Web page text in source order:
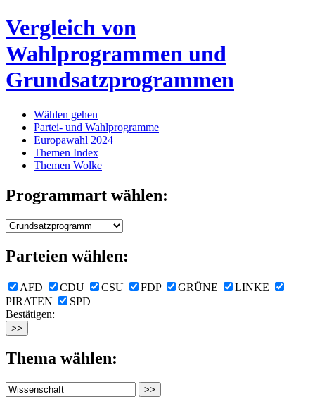
Vergleich von
Wahlprogrammen und
Grundsatzprogrammen
Wählen gehen
Partei- und Wahlprogramme
Europawahl 2024
Themen Index
Themen Wolke
Programmart wählen:
Parteien wählen:
AFD CDU CSU FDP GRÜNE
LINKE
PIRATEN
SPD
Bestätigen:
Thema wählen: